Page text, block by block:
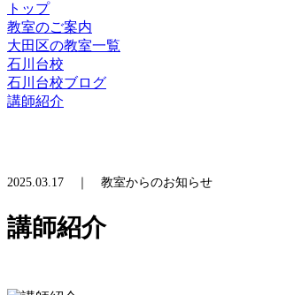
トップ
教室のご案内
大田区の教室一覧
石川台校
石川台校ブログ
講師紹介
2025.03.17 ｜ 教室からのお知らせ
講師紹介